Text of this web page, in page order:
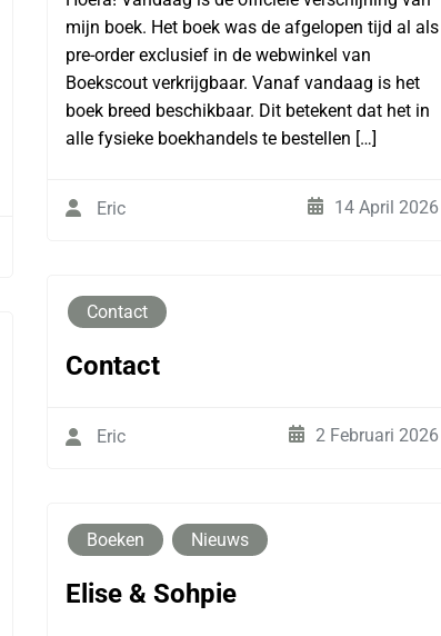
mijn boek. Het boek was de afgelopen tijd al als
pre-order exclusief in de webwinkel van
Boekscout verkrijgbaar. Vanaf vandaag is het
boek breed beschikbaar. Dit betekent dat het in
alle fysieke boekhandels te bestellen […]
Eric 14 April 2026
Contact
Contact
Eric 2 Februari 2026
Boeken Nieuws
Elise & Sohpie